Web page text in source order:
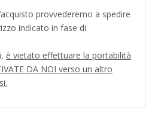
provvederemo a spedire
indicato in fase di
è vietato effettuare la portabilità
DA NOI verso un altro